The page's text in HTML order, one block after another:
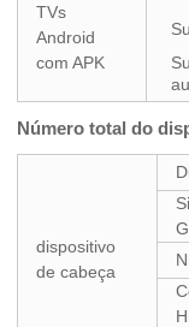
TVs
Android
com APK
Número total do
dispositivo
de cabeça